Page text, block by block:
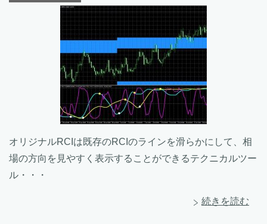
オリジナルRCIは既存のRCIのラインを滑らかにして、相
場の方向を見やすく表示することができるテクニカルツー
ル・・・
続きを読む